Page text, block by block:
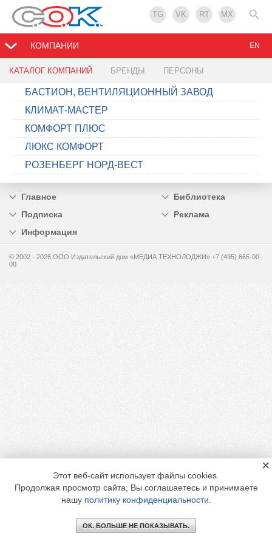
TG VK RT MX
КОМПАНИИ
КАТАЛОГ КОМПАНИЙ БРЕНДЫ ПЕРСОНЫ
EN
БАСТИОН, ВЕНТИЛЯЦИОННЫЙ ЗАВОД
КЛИМАТ-МАСТЕР
КОМФОРТ ПЛЮС
ЛЮКС КОМФОРТ
РОЗЕНБЕРГ НОРД-ВЕСТ
Главное
Библиотека
Подписка
Реклама
Информация
© 2002 - 2026 OOO Издательский дом «МЕДИА ТЕХНОЛОДЖИ» +7 (495) 665-00-
00
Этот веб-сайт использует файлы cookies.
Продолжая просмотр сайта, Вы соглашаетесь и принимаете
нашу политику конфиденциальности
ОК. БОЛЬШЕ НЕ ПОКАЗЫВАТЬ.
×